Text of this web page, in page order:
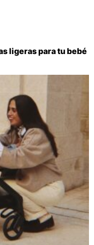
ligeras para tu bebé